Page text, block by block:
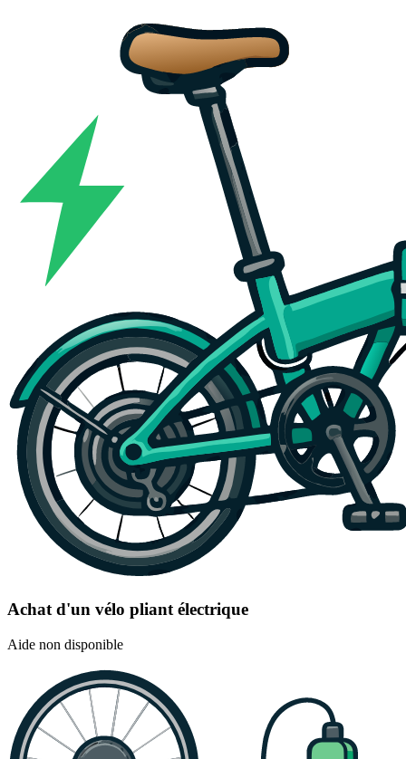
Achat d'un vélo pliant électrique
Aide non disponible